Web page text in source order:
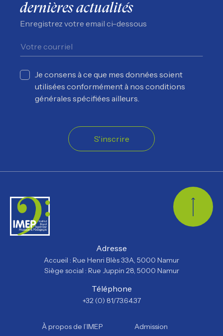
dernières actualités
Enregistrez votre email ci-dessous
Je consens à ce que mes données soient
utilisées conformément à nos conditions
générales spécifiées ailleurs.
S'inscrire
Adresse
Accueil : Rue Henri Blès 33A, 5000 Namur
Siège social : Rue Juppin 28, 5000 Namur
Téléphone
+32 (0) 81/73.64.37
À propos de l’IMEP Admission